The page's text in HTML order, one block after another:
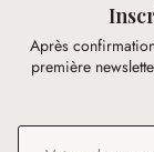
Après
première
Adresse e-mail